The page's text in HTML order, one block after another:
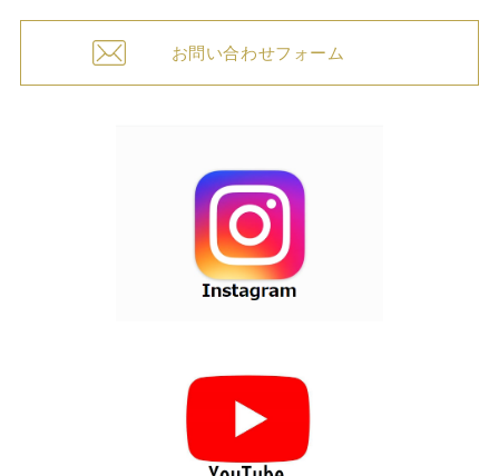
お問い合わせフォーム